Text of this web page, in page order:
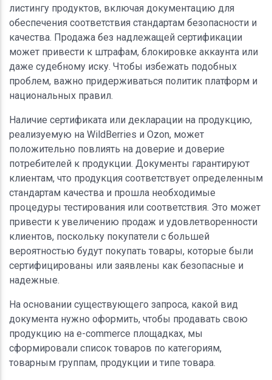
листингу продуктов, включая документацию для
обеспечения соответствия стандартам безопасности и
качества. Продажа без надлежащей сертификации
может привести к штрафам, блокировке аккаунта или
даже судебному иску. Чтобы избежать подобных
проблем, важно придерживаться политик платформ и
национальных правил.
Наличие сертификата или декларации на продукцию,
реализуемую на WildBerries и Ozon, может
положительно повлиять на доверие и доверие
потребителей к продукции. Документы гарантируют
клиентам, что продукция соответствует определенным
стандартам качества и прошла необходимые
процедуры тестирования или соответствия. Это может
привести к увеличению продаж и удовлетворенности
клиентов, поскольку покупатели с большей
вероятностью будут покупать товары, которые были
сертифицированы или заявлены как безопасные и
надежные.
На основании существующего запроса, какой вид
документа нужно оформить, чтобы продавать свою
продукцию на e-commerce площадках, мы
сформировали список товаров по категориям,
товарным группам, продукции и типе товара.